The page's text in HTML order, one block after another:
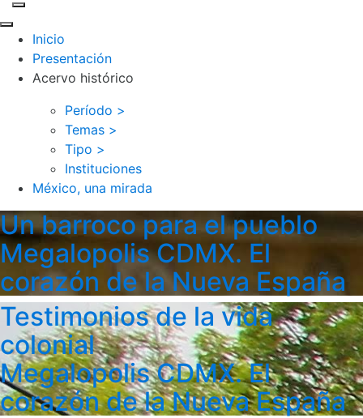
Inicio
Presentación
Acervo histórico
Período >
Temas >
Tipo >
Instituciones
México, una mirada
Un barroco para el pueblo
Megalopolis CDMX. El
corazón de la Nueva España
Testimonios de la vida
colonial
Megalopolis CDMX. El
corazón de la Nueva España